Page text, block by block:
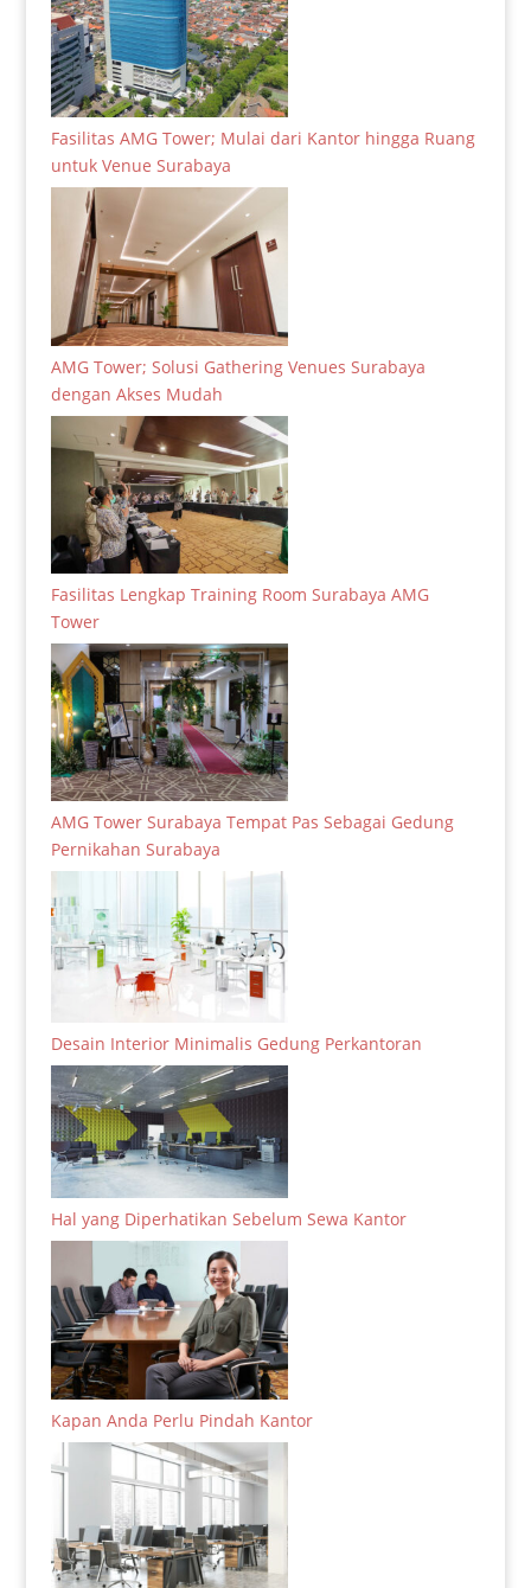
Fasilitas AMG Tower; Mulai dari Kantor hingga Ruang
untuk Venue Surabaya
AMG Tower; Solusi Gathering Venues Surabaya
dengan Akses Mudah
Fasilitas Lengkap Training Room Surabaya AMG
Tower
AMG Tower Surabaya Tempat Pas Sebagai Gedung
Pernikahan Surabaya
Desain Interior Minimalis Gedung Perkantoran
Hal yang Diperhatikan Sebelum Sewa Kantor
Kapan Anda Perlu Pindah Kantor